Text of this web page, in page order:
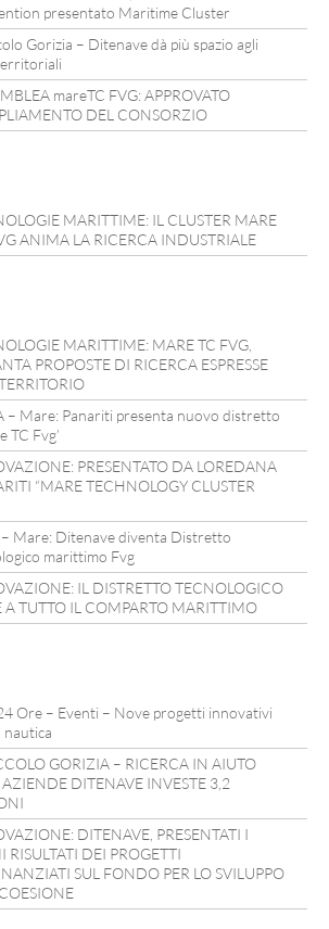
presentato Maritime Cluster
Gorizia – Ditenave dà più spazio agli
mareTC FVG: APPROVATO
DEL CONSORZIO
MARITTIME: IL CLUSTER MARE
ANIMA LA RICERCA INDUSTRIALE
MARITTIME: MARE TC FVG,
PROPOSTE DI RICERCA ESPRESSE
– Mare: Panariti presenta nuovo distretto
TC Fvg’
PRESENTATO DA LOREDANA
“MARE TECHNOLOGY CLUSTER
– Mare: Ditenave diventa Distretto
marittimo Fvg
IL DISTRETTO TECNOLOGICO
A TUTTO IL COMPARTO MARITTIMO
Ore – Eventi – Nove progetti innovativi
nautica
GORIZIA – RICERCA IN AIUTO
AZIENDE DITENAVE INVESTE 3,2
DITENAVE, PRESENTATI I
RISULTATI DEI PROGETTI
SUL FONDO PER LO SVILUPPO